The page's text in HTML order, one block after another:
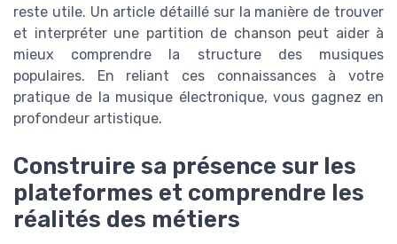
reste utile. Un article détaillé sur la manière de trouver
et interpréter une partition de chanson peut aider à
mieux comprendre la structure des musiques
populaires. En reliant ces connaissances à votre
pratique de la musique électronique, vous gagnez en
profondeur artistique.
Construire sa présence sur les
plateformes et comprendre les
réalités des métiers